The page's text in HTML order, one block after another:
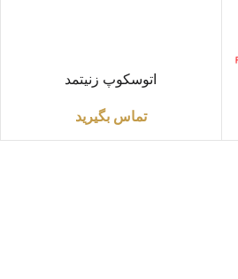
اطلاعات بیشتراتوسکوپ زنیتمد
تماس بگیرید